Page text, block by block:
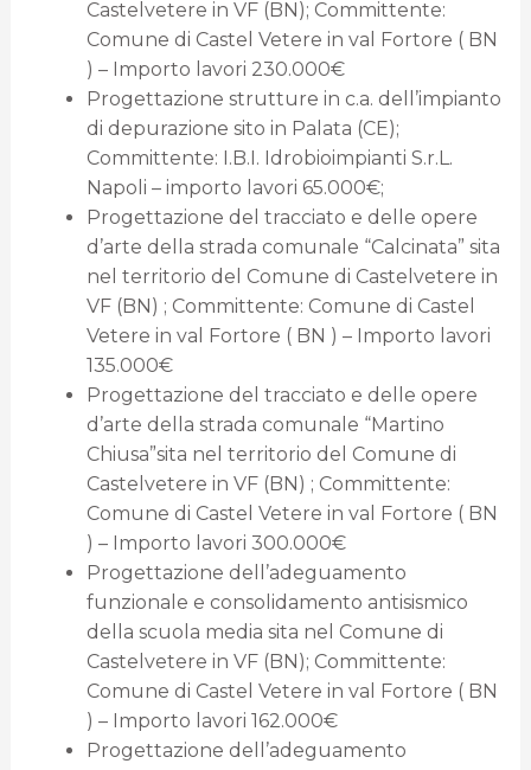
Castelvetere in VF (BN); Committente:
Comune di Castel Vetere in val Fortore ( BN
) – Importo lavori 230.000€
Progettazione strutture in c.a. dell’impianto
di depurazione sito in Palata (CE);
Committente: I.B.I. Idrobioimpianti S.r.L.
Napoli – importo lavori 65.000€;
Progettazione del tracciato e delle opere
d’arte della strada comunale “Calcinata” sita
nel territorio del Comune di Castelvetere in
VF (BN) ; Committente: Comune di Castel
Vetere in val Fortore ( BN ) – Importo lavori
135.000€
Progettazione del tracciato e delle opere
d’arte della strada comunale “Martino
Chiusa”sita nel territorio del Comune di
Castelvetere in VF (BN) ; Committente:
Comune di Castel Vetere in val Fortore ( BN
) – Importo lavori 300.000€
Progettazione dell’adeguamento
funzionale e consolidamento antisismico
della scuola media sita nel Comune di
Castelvetere in VF (BN); Committente:
Comune di Castel Vetere in val Fortore ( BN
) – Importo lavori 162.000€
Progettazione dell’adeguamento